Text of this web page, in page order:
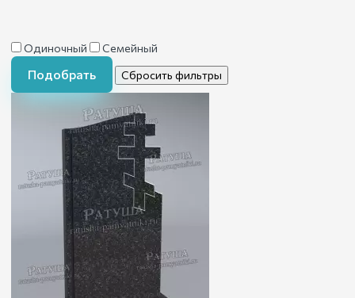
Одиночный Семейный
Подобрать Сбросить фильтры